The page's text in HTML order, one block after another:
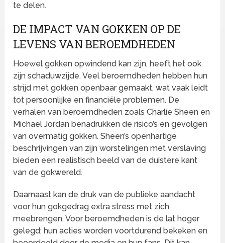
te delen.
DE IMPACT VAN GOKKEN OP DE
LEVENS VAN BEROEMDHEDEN
Hoewel gokken opwindend kan zijn, heeft het ook
zijn schaduwzijde. Veel beroemdheden hebben hun
strijd met gokken openbaar gemaakt, wat vaak leidt
tot persoonlijke en financiële problemen. De
verhalen van beroemdheden zoals Charlie Sheen en
Michael Jordan benadrukken de risico’s en gevolgen
van overmatig gokken. Sheen’s openhartige
beschrijvingen van zijn worstelingen met verslaving
bieden een realistisch beeld van de duistere kant
van de gokwereld.
Daarnaast kan de druk van de publieke aandacht
voor hun gokgedrag extra stress met zich
meebrengen. Voor beroemdheden is de lat hoger
gelegd; hun acties worden voortdurend bekeken en